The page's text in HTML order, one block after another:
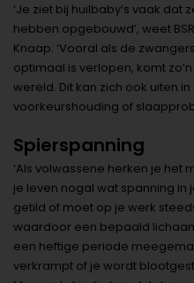
‘Je ziet bij huilbaby’s vaak dat
hebben opgebouwd’, weet
Knaap. ‘Vooral als de
optimaal is verlopen, komt
wereld. Dit kan zich ook uiten
voorkeurshouding of
Spierspanning
‘Als volwassene herken je het
je leven nogal wat spanning in
getild of moet op je werk
waardoor een bepaald
een heftige periode
verkrampt of je wordt